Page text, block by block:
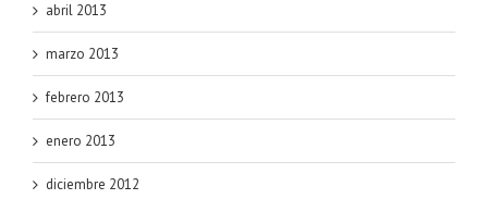
abril 2013
marzo 2013
febrero 2013
enero 2013
diciembre 2012